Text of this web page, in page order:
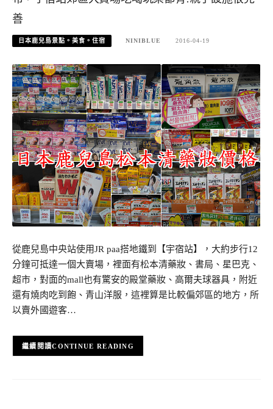
善
日本鹿兒島景點。美食。住宿 NINIBLUE 2016-04-19
從鹿兒島中央站使用JR paa搭地鐵到【宇宿站】，大約步行12
分鐘可抵達一個大賣場，裡面有松本清藥妝、書局、星巴克、
超市，對面的mall也有驚安的殿堂藥妝、高爾夫球器具，附近
還有燒肉吃到飽、青山洋服，這裡算是比較偏郊區的地方，所
以賣外國遊客…
CONTINUE READING